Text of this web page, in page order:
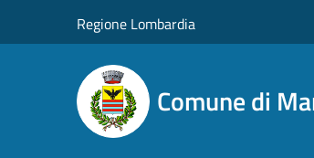
Regione Lombardia
Comune di